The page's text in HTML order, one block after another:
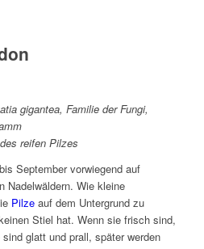
gigantea, Familie der Fungi,
reifen Pilzes
September vorwiegend auf
Nadelwäldern. Wie kleine
Pilzeauf dem Untergrund zu
Stiel hat. Wenn sie frisch sind,
glatt und prall, später werden